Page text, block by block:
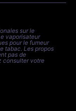
sur le
vaporisateur
pour le fumeur
tabac. Les propos
pas de
consulter votre